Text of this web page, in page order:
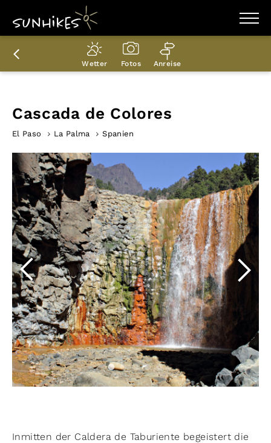
WANDERZIELE
WANDERUNGEN
ENTDECKEN
PLANER
Wetter Fotos Anreise
Cascada de Colores
El Paso La Palma Spanien
Inmitten der Caldera de Taburiente begeistert die